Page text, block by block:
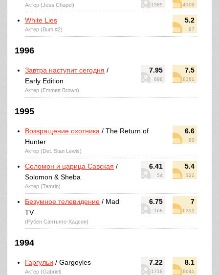
1585 4109
Актер (Jess Chapel)
5.2
87
White Lies
Актер (Bum #2)
1996
7.95
698
7.5
8361
Завтра наступит сегодня /
Early Edition
Актер (Emmett Brown)
1995
6.6
80
Возвращение охотника / The Return of
Hunter
Актер (Det. Stan Lewis)
6.41
54
5.4
122
Соломон и царица Савская /
Solomon & Sheba
Актер (Tamrin)
6.75
168
7
6351
Безумное телевидение / Mad
TV
(Рубен Сантьяго-Хадсон)
1994
7.22
1718
8.1
8641
Гаргульи / Gargoyles
Актер (Gabriel)